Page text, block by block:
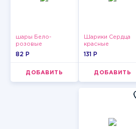
шары Бело-
розовые
пастельные
82 P
ДОБАВИТЬ
Шарики Сердца
красные
131 P
ДОБАВИТЬ